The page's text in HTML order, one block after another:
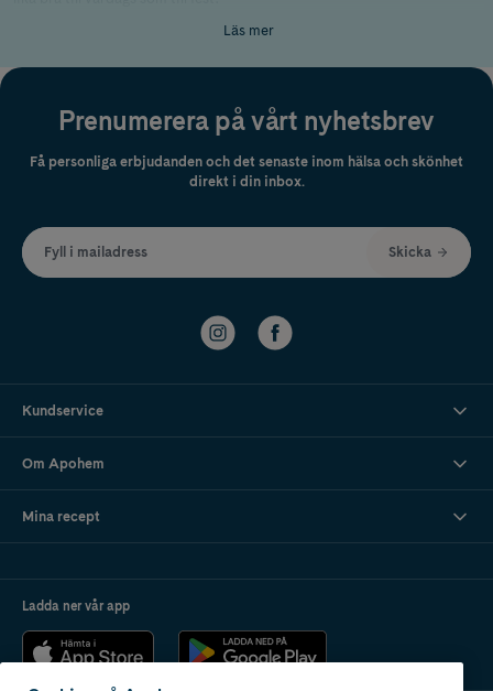
Så håller läppstiftet hela dagen
läppskrubbmed jämna mellanrum för att få bort torra hudflagor och
göra läpparna mjuka och redo för färg.
Läs mer
Prenumerera på vårt nyhetsbrev
Få personliga erbjudanden och det senaste inom hälsa och skönhet
direkt i din inbox.
Fyll i mailadress Skicka
Kundservice
Om Apohem
Mina recept
Ladda ner vår app